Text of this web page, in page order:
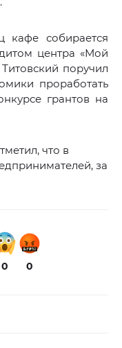
кафе собирается
центра «Мой
поручил
проработать
грантов на
что в
за
0 0